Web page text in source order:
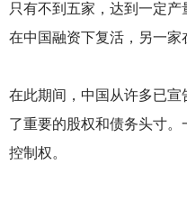
只有不到五家，达到一定
在中国融资下复活，另一家
在此期间，中国从许多已
了重要的股权和债务头寸
控制权。